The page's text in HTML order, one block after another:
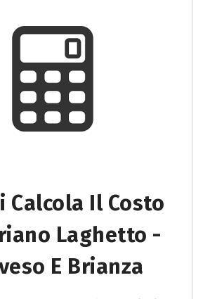
Calcola Il Costo
Laghetto -
E Brianza